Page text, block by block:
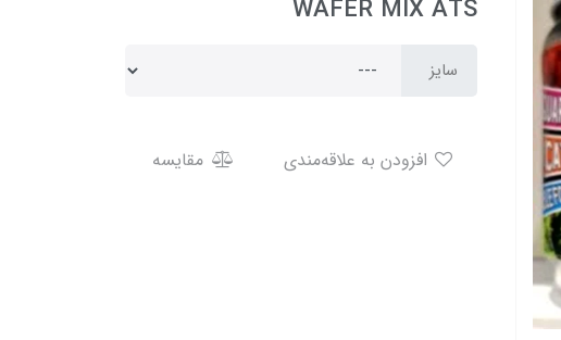
WAFER MIX ATS
سایز
مقایسه